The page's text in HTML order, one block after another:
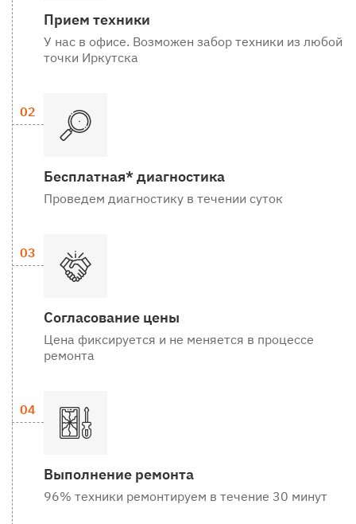
Прием техники
У нас в офисе. Возможен забор техники из любой
точки Иркутска
Бесплатная* диагностика
Проведем диагностику в течении суток
Согласование цены
Цена фиксируется и не меняется в процессе
ремонта
Выполнение ремонта
96% техники ремонтируем в течение 30 минут